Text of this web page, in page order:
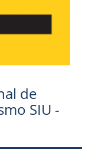
de
SIU -